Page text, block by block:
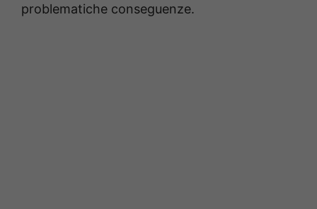
problematiche conseguenze.